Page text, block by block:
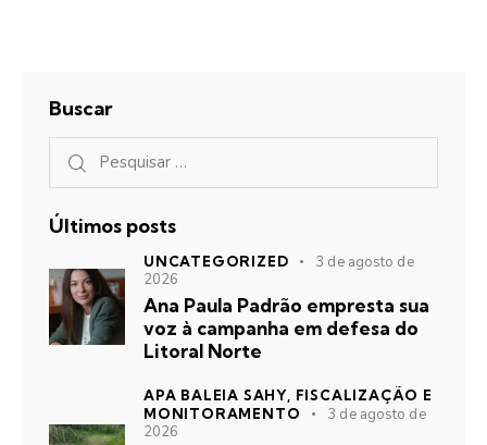
Buscar
Últimos posts
UNCATEGORIZED
3 de agosto de
2026
Ana Paula Padrão empresta sua
voz à campanha em defesa do
Litoral Norte
APA BALEIA SAHY, FISCALIZAÇÃO E
MONITORAMENTO
3 de agosto de
2026